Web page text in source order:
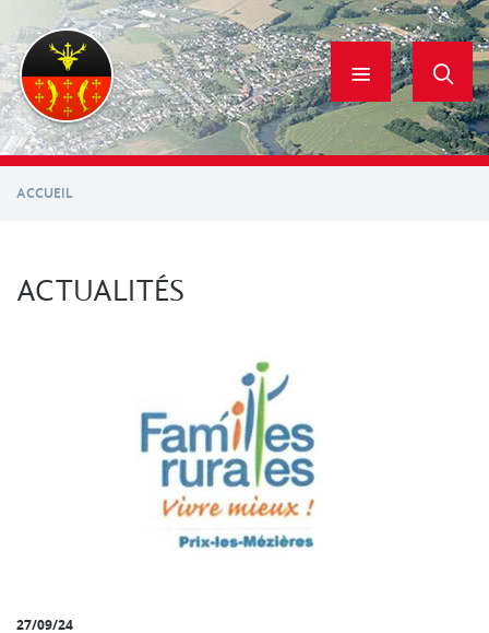
contenu
principal
ACCUEIL
ACTUALITÉS
27/09/24